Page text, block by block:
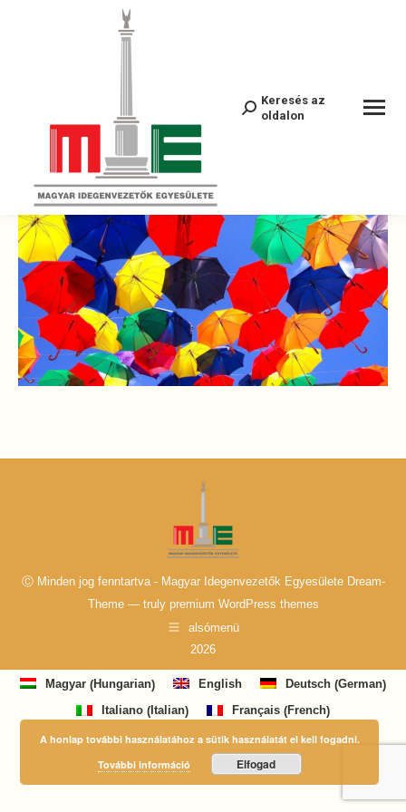
Search:
Keresés az
oldalon
Ⓒ Minden jog fenntartva - Magyar Idegenvezetők Egyesülete Dream-
Theme — truly premium WordPress themes
alsómenü
2026
Magyar(Hungarian) English Deutsch (German)
Italiano (Italian) Français (French)
A honlap további használatához a sütik használatát el kell fogadni.
További információ
Elfogad